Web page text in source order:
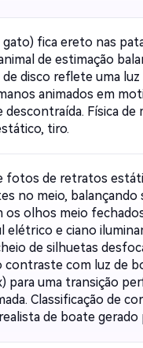
fica ereto nas
de estimação
de disco reflete uma
animados em
Física
tiro.
fotos de retratos
no meio, balançando
olhos meio
elétrico e ciano
de silhuetas
contraste com luz de
para uma transição
Classificação de
de boate gerado